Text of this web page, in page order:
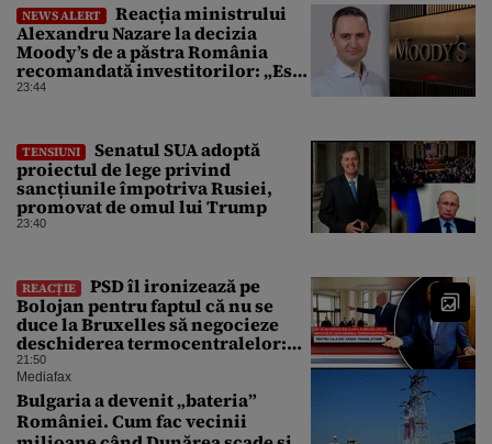
NEWS ALERT
Reacția ministrului
Alexandru Nazare la decizia
Moody’s de a păstra România
recomandată investitorilor: „Este
un răgaz, dar în niciun caz un
23:44
TENSIUNI
Senatul SUA adoptă
proiectul de lege privind
sancțiunile împotriva Rusiei,
promovat de omul lui Trump
23:40
REACȚIE
PSD îl ironizează pe
Bolojan pentru faptul că nu se
duce la Bruxelles să negocieze
deschiderea termocentralelor:
„Pentru că a dat afară
translatorii”
21:50
Mediafax
Bulgaria a devenit „bateria”
României. Cum fac vecinii